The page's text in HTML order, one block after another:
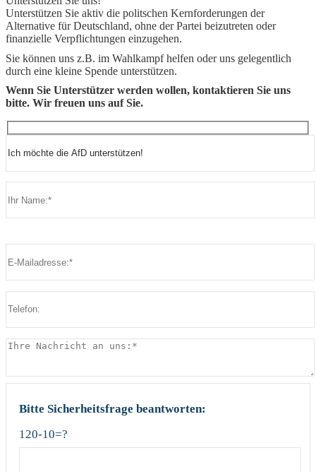
Unterstützen Sie aktiv die politschen Kernforderungen der
Alternative für Deutschland, ohne der Partei beizutreten oder
finanzielle Verpflichtungen einzugehen.
Sie können uns z.B. im Wahlkampf helfen oder uns gelegentlich
durch eine kleine Spende unterstützen.
Wenn Sie Unterstützer werden wollen, kontaktieren Sie uns
bitte. Wir freuen uns auf Sie.
Bitte lasse dieses Feld leer.
Bitte Sicherheitsfrage beantworten:
120-10=?